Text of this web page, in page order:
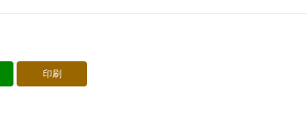
印刷